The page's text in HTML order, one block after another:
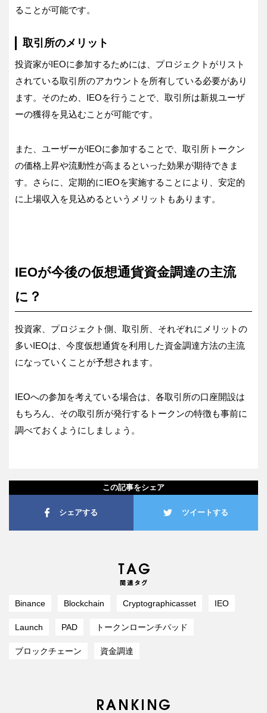
ることが可能です。
取引所のメリット
投資家がIEOに参加するためには、プロジェクトがリスト
されている取引所のアカウントを所有している必要があり
ます。そのため、IEOを行うことで、取引所は新規ユーザ
ーの獲得を見込むことが可能です。
また、ユーザーがIEOに参加することで、取引所トークン
の価格上昇や流動性が高まるといった効果が期待できま
す。さらに、定期的にIEOを実施することにより、安定的
に上場収入を見込めるというメリットもあります。
IEOが今後の仮想通貨資金調達の主流
に？
投資家、プロジェクト側、取引所、それぞれにメリットの
多いIEOは、今度仮想通貨を利用した資金調達方法の主流
になっていくことが予想されます。
IEOへの参加を考えている場合は、各取引所の口座開設は
もちろん、その取引所が発行するトークンの特徴も事前に
調べておくようにしましょう。
この記事をシェア
シェアする ツイートする
Binance Blockchain Cryptographicasset IEO
Launch PAD トークンローンチパッド
ブロックチェーン 資金調達